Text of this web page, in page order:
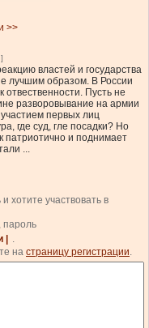
>>
властей и государства
лучшим образом. В России
отвественности. Пусть не
разворовывание на армии
первых лиц
где суд, гле посадки? Но
патриотично и поднимает
...
хотите участвовать в
, пароль
|
.
на страницу регистрации.